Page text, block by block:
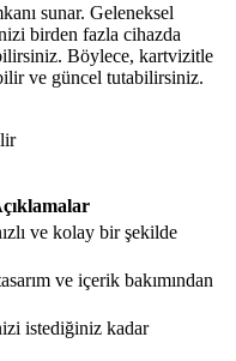
sunar. Geleneksel
birden fazla cihazda
Böylece, kartvizitle
ve güncel tutabilirsiniz.
ve kolay bir şekilde
ve içerik bakımından
istediğiniz kadar